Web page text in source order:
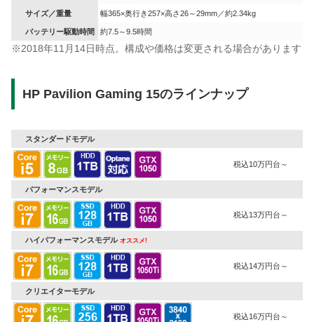
サイズ／重量 幅365×奥行き257×高さ26～29mm／約2.34kg
バッテリー駆動時間 約7.5～9.5時間
※2018年11月14日時点。構成や価格は変更される場合があります
HP Pavilion Gaming 15のラインナップ
スタンダードモデル
税込10万円台～
パフォーマンスモデル
税込13万円台～
ハイパフォーマンスモデル オススメ!
税込14万円台～
クリエイターモデル
税込16万円台～